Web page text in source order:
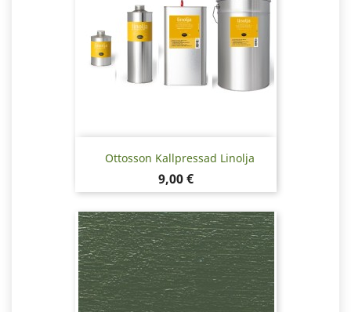
Ottosson Kallpressad Linolja
Pris
9,00 €